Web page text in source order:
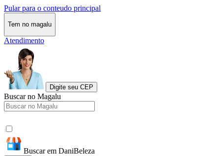
Pular para o conteudo principal
Tem no magalu
Atendimento
Digite seu CEP
Buscar no Magalu
Buscar em DaniBeleza